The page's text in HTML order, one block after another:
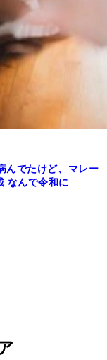
んでたけど、マレー
なんで令和に